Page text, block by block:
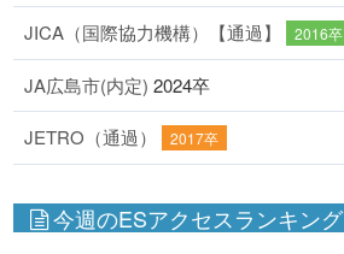
JICA（国際協力機構）【通過】 2016卒
JA広島市(内定) 2024卒
JETRO（通過） 2017卒
今週のESアクセスランキング